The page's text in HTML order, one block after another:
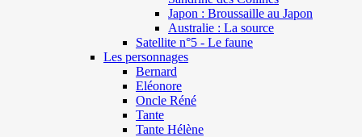
Japon : Broussaille au Japon
Australie : La source
Satellite n°5 - Le faune
Les personnages
Bernard
Eléonore
Oncle Réné
Tante
Tante Hélène